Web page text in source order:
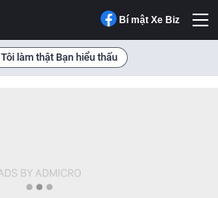
Bí mật Xe Biz
Tôi làm thật Bạn hiểu thấu